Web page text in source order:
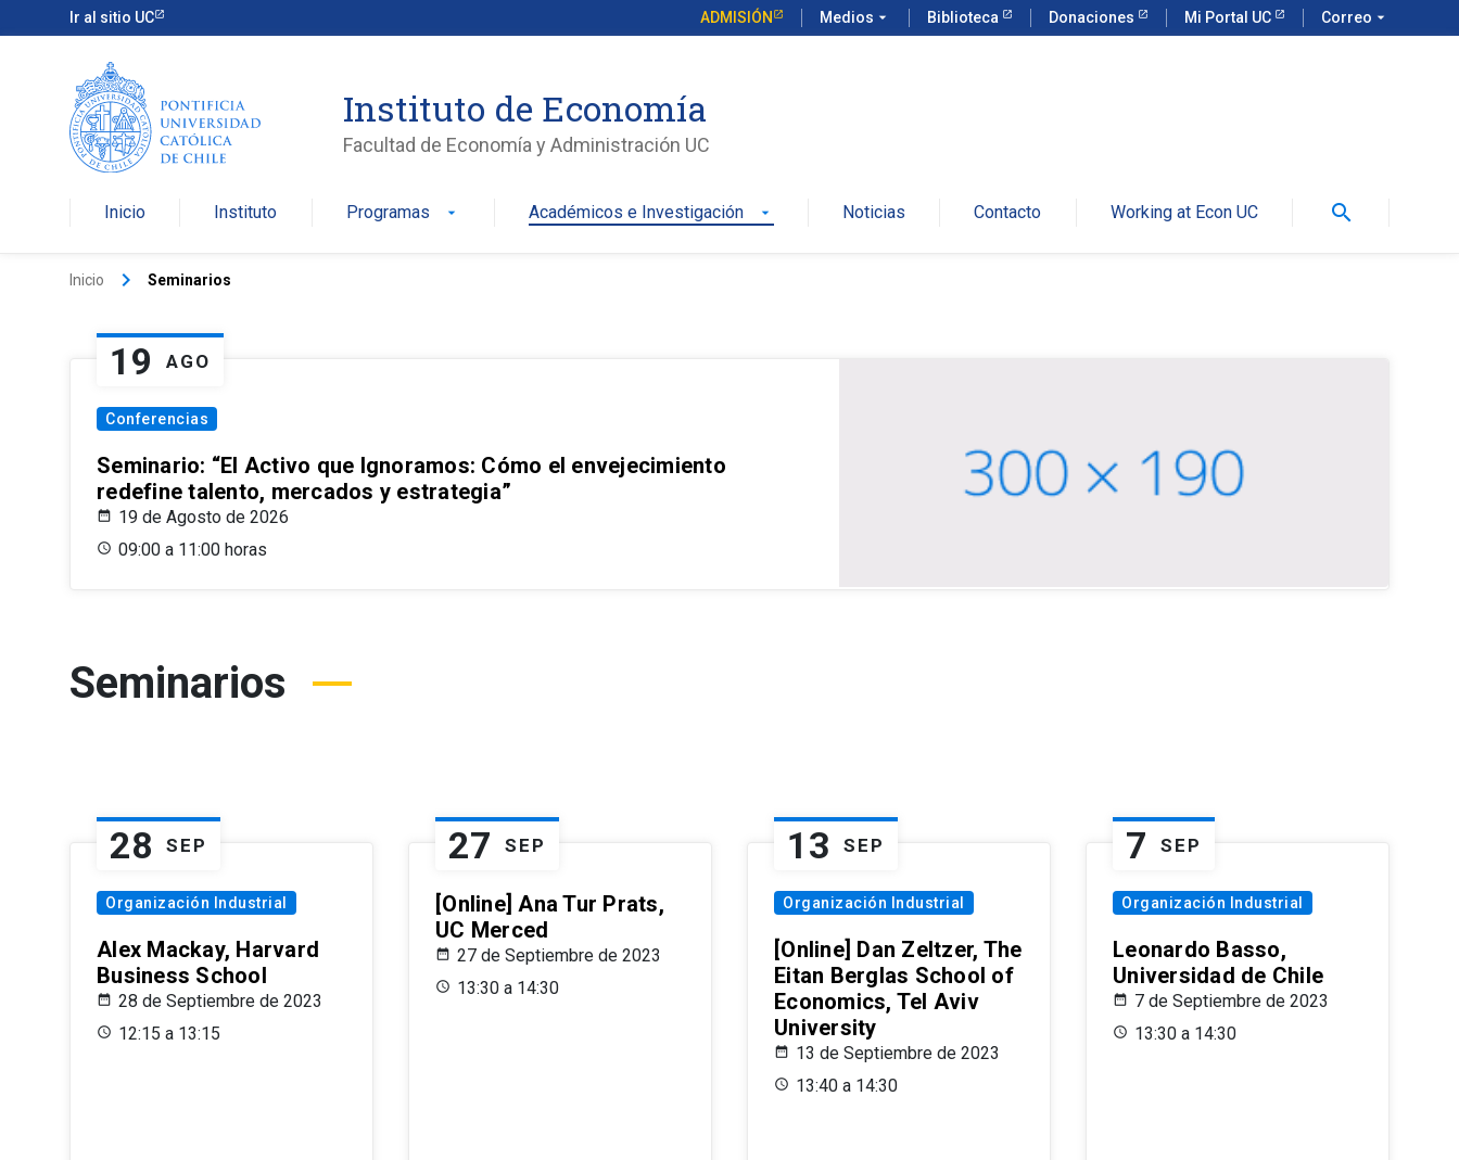
Ir al sitio UC ADMISIÓN Medios arrow_drop_down Biblioteca Donaciones Mi Portal UC Correo arrow_drop_down
Instituto de Economía
Facultad de Economía y Administración UC
Inicio Instituto Programas arrow_drop_down Académicos e Investigación arrow_drop_down Noticias Contacto Working at Econ UC search
Inicio keyboard_arrow_right Seminarios
19 AGO
Conferencias
Seminario: “El Activo que Ignoramos: Cómo el envejecimiento
redefine talento, mercados y estrategia”
19 de Agosto de 2026
09:00 a 11:00 horas
Seminarios
28 SEP
Organización Industrial
Alex Mackay, Harvard
Business School
28 de Septiembre de 2023
12:15 a 13:15
27 SEP
[Online] Ana Tur Prats,
UC Merced
27 de Septiembre de 2023
13:30 a 14:30
13 SEP
Organización Industrial
[Online] Dan Zeltzer, The
Eitan Berglas School of
Economics, Tel Aviv
University
13 de Septiembre de 2023
13:40 a 14:30
7 SEP
Organización Industrial
Leonardo Basso,
Universidad de Chile
7 de Septiembre de 2023
13:30 a 14:30